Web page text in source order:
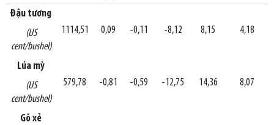
Đậu tương
(US
cent/bushel)
1114,51 0,09 -0,11 -8,12 8,15 4,18
Lúa mỳ
(US
cent/bushel)
579,78 -0,81 -0,59 -12,75 14,36 8,07
Gỗ xẻ